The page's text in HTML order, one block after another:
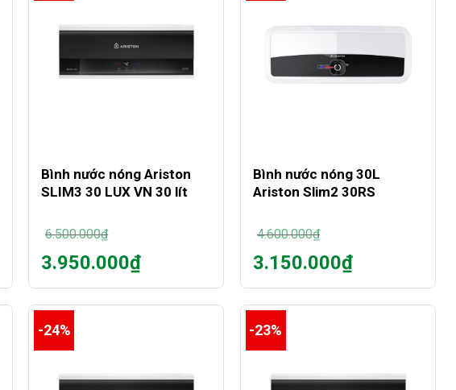
Bình nước nóng Ariston
SLIM3 30 LUX VN 30 lít
6.500.000₫
Giá
gốc
là:
3.950.000₫
tại
là:
3.950.000₫.
Bình nước nóng 30L
Ariston Slim2 30RS
4.600.000₫
Giá
gốc
là:
3.150.000₫
tại
là:
3.150.000₫.
-24% -23%